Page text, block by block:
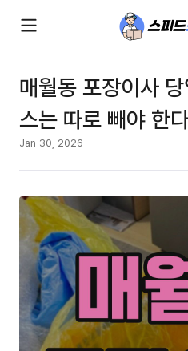
매월동 포장이사
스는 따로 빼야 한
Jan 30, 2026